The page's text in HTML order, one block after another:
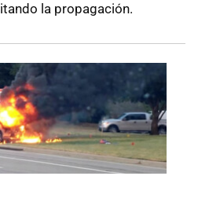
la propagación.